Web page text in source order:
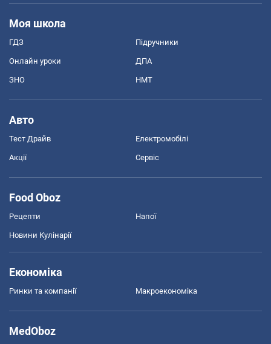
Моя школа
ГДЗ Підручники
Онлайн уроки ДПА
ЗНО НМТ
Авто
Тест Драйв Електромобілі
Акції Сервіс
Food Oboz
Рецепти Напої
Новини Кулінарії
Економіка
Ринки та компанії Макроекономіка
MedOboz